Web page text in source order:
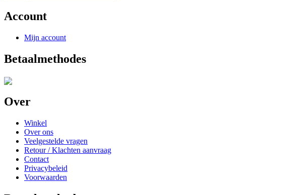
Account
Mijn account
Betaalmethodes
Over
Winkel
Over ons
Veelgestelde vragen
Retour / Klachten aanvraag
Contact
Privacybeleid
Voorwaarden